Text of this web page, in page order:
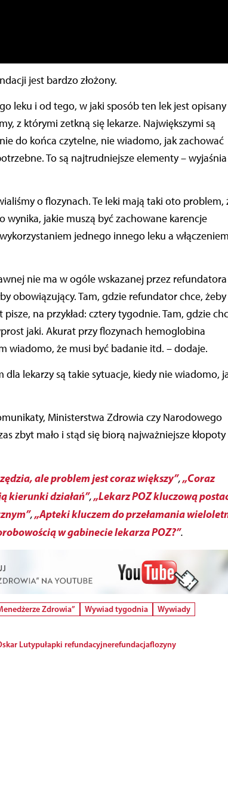
jest bardzo złożony.
leku i od tego, w jaki sposób ten lek jest opisany
z którymi zetkną się lekarze. Największymi są
do końca czytelne, nie wiadomo, jak zachować
To są najtrudniejsze elementy – wyjaśnia
o flozynach. Te leki mają taki oto problem,
jakie muszą być zachowane karencje
jednego innego leku a włączeniem
nie ma w ogóle wskazanej przez refundatora
obowiązujący. Tam, gdzie refundator chce, żeby
na przykład: cztery tygodnie. Tam, gdzie
jaki. Akurat przy flozynach hemoglobina
wiadomo, że musi być badanie itd. – dodaje.
dla lekarzy są takie sytuacje, kiedy nie wiadomo,
Ministerstwa Zdrowia czy Narodowego
zbyt mało i stąd się biorą najważniejsze kłopoty
ale problem jest coraz większy”,„Coraz
kierunki działań”,„Lekarz POZ kluczową
,„Apteki kluczem do przełamania
w gabinecie lekarza POZ?”.
Zdrowia” Wywiad tygodnia
Wywiady
Lutypułapki refundacyjnerefundacjaflozyny